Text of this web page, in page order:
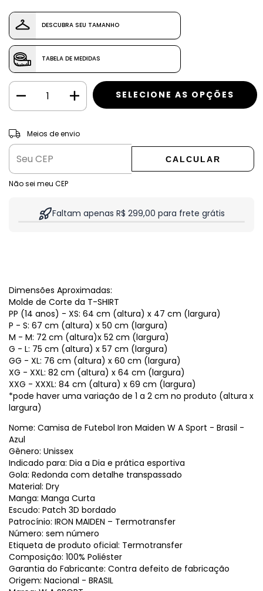
DESCUBRA SEU TAMANHO
TABELA DE MEDIDAS
Entregas para o CEP:
Meios de envio
CALCULAR
Não sei meu CEP
Faltam apenas R$ 299,00 para frete grátis
Dimensões Aproximadas:
Molde de Corte da T-SHIRT
PP (14 anos) - XS: 64 cm (altura) x 47 cm (largura)
P - S: 67 cm (altura) x 50 cm (largura)
M - M: 72 cm (altura)x 52 cm (largura)
G - L: 75 cm (altura) x 57 cm (largura)
GG - XL: 76 cm (altura) x 60 cm (largura)
XG - XXL: 82 cm (altura) x 64 cm (largura)
XXG - XXXL: 84 cm (altura) x 69 cm (largura)
*pode haver uma variação de 1 a 2 cm no produto (altura x
largura)
Nome: Camisa de Futebol Iron Maiden W A Sport - Brasil -
Azul
Gênero: Unissex
Indicado para: Dia a Dia e prática esportiva
Gola: Redonda com detalhe transpassado
Material: Dry
Manga: Manga Curta
Escudo: Patch 3D bordado
Patrocínio: IRON MAIDEN – Termotransfer
Número: sem número
Etiqueta de produto oficial: Termotransfer
Composição: 100% Poliéster
Garantia do Fabricante: Contra defeito de fabricação
Origem: Nacional - BRASIL